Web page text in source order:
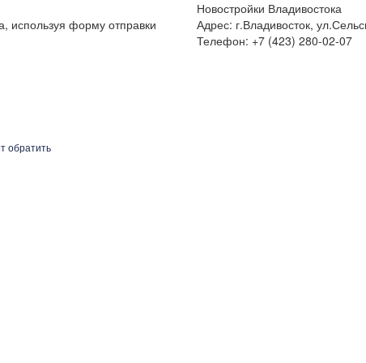
используя форму отправки
Новостройки Владивостока
Адрес: г.Владивосток,
Телефон: +7 (423) 280-02-07
обратить